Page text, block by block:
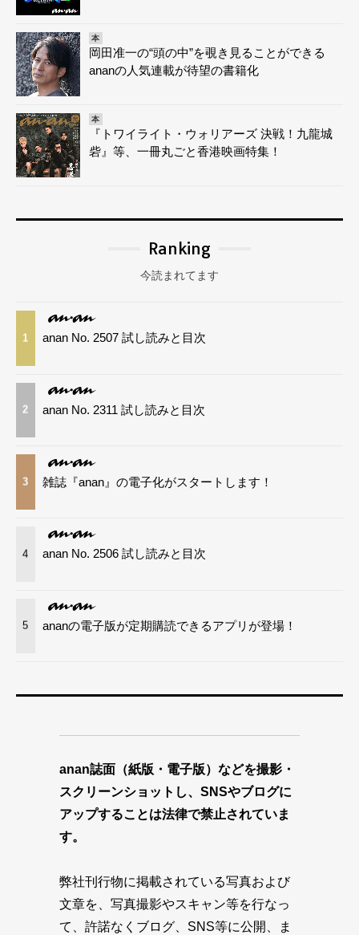
本
岡田准一の“頭の中”を覗き見ることができる
ananの人気連載が待望の書籍化
本
『トワイライト・ウォリアーズ 決戦！九龍城
砦』等、一冊丸ごと香港映画特集！
Ranking
今読まれてます
1 anan No. 2507 試し読みと目次
2 anan No. 2311 試し読みと目次
3 雑誌『anan』の電子化がスタートします！
4 anan No. 2506 試し読みと目次
5 ananの電子版が定期購読できるアプリが登場！
anan誌面（紙版・電子版）などを撮影・
スクリーンショットし、SNSやブログに
アップすることは法律で禁止されていま
す。
弊社刊行物に掲載されている写真および
文章を、写真撮影やスキャン等を行なっ
て、許諾なくブログ、SNS等に公開、ま